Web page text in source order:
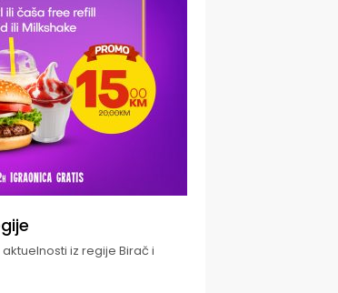
iz regije Birač i